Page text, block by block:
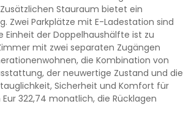
Stauraum bietet ein
Zwei Parkplätze mit E-Ladestation sind
Einheit der Doppelhaushälfte ist zu
mit zwei separaten Zugängen
die Kombination von
der neuwertige Zustand und die
Sicherheit und Komfort für
322,74 monatlich, die Rücklagen